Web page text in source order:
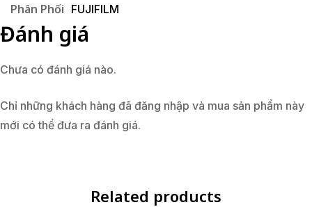
Phân Phối FUJIFILM
Đánh giá
Chưa có đánh giá nào.
Chỉ những khách hàng đã đăng nhập và mua sản phẩm này
mới có thể đưa ra đánh giá.
Related products